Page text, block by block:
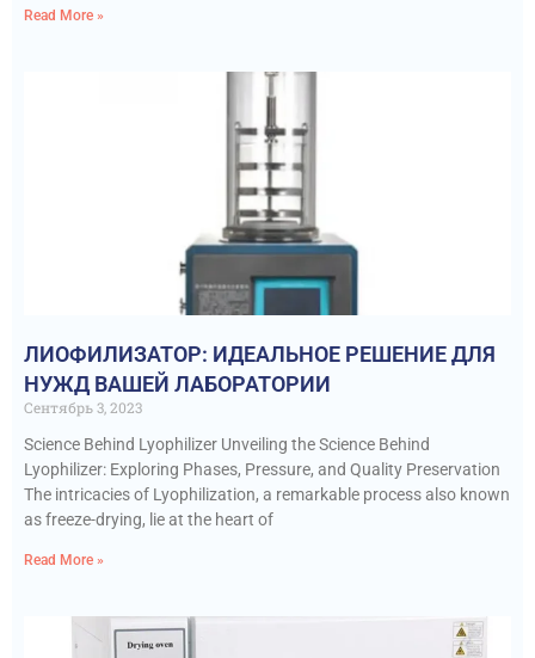
Read More »
ЛИОФИЛИЗАТОР: ИДЕАЛЬНОЕ РЕШЕНИЕ ДЛЯ
НУЖД ВАШЕЙ ЛАБОРАТОРИИ
Сентябрь 3, 2023
Science Behind Lyophilizer Unveiling the Science Behind
Lyophilizer: Exploring Phases, Pressure, and Quality Preservation
The intricacies of Lyophilization, a remarkable process also known
as freeze-drying, lie at the heart of
Read More »